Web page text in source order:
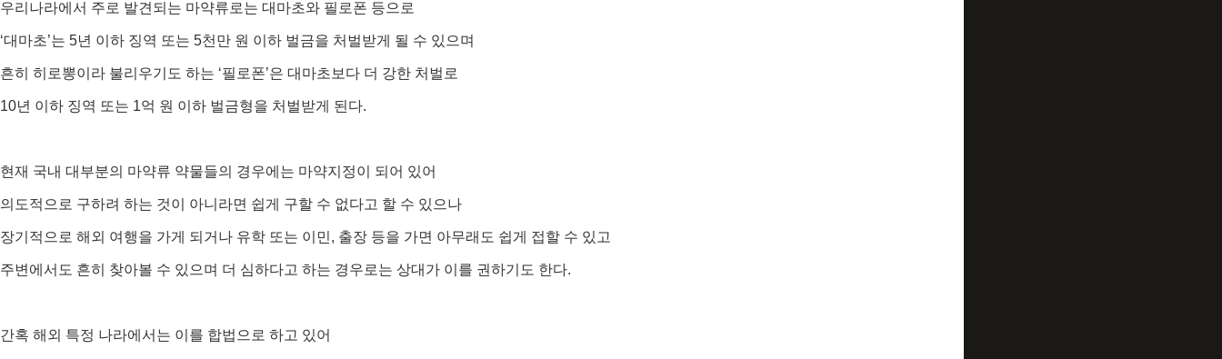
우리나라에서 주로 발견되는 마약류로는 대마초와 필로폰 등으로
‘대마초’는 5년 이하 징역 또는 5천만 원 이하 벌금을 처벌받게 될 수 있으며
흔히 히로뽕이라 불리우기도 하는 ‘필로폰’은 대마초보다 더 강한 처벌로
10년 이하 징역 또는 1억 원 이하 벌금형을 처벌받게 된다.
현재 국내 대부분의 마약류 약물들의 경우에는 마약지정이 되어 있어
의도적으로 구하려 하는 것이 아니라면 쉽게 구할 수 없다고 할 수 있으나
장기적으로 해외 여행을 가게 되거나 유학 또는 이민, 출장 등을 가면 아무래도 쉽게 접할 수 있고
주변에서도 흔히 찾아볼 수 있으며 더 심하다고 하는 경우로는 상대가 이를 권하기도 한다.
간혹 해외 특정 나라에서는 이를 합법으로 하고 있어